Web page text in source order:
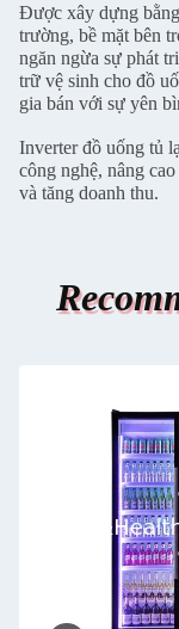
Được xây dựng
trường, bề mặt bên
ngăn ngừa sự phát
trữ vệ sinh cho đồ
gia bán với sự yên
Inverter đồ uống tủ
công nghệ, nâng
và tăng doanh thu.